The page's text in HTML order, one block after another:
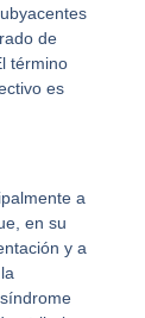
de
término
es
a
en su
y a